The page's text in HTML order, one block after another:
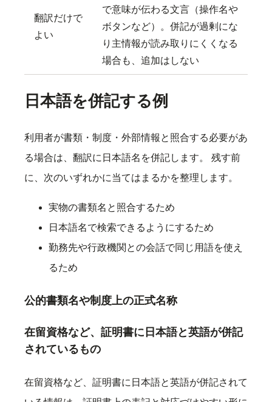
翻訳だけで
よい
で意味が伝わる文言（操作名や
ボタンなど）。併記が過剰にな
り主情報が読み取りにくくなる
場合も、追加はしない
日本語を併記する例
利用者が書類・制度・外部情報と照合する必要があ
る場合は、翻訳に日本語名を併記します。 残す前
に、次のいずれかに当てはまるかを整理します。
実物の書類名と照合するため
日本語名で検索できるようにするため
勤務先や行政機関との会話で同じ用語を使え
るため
公的書類名や制度上の正式名称
在留資格など、証明書に日本語と英語が併記
されているもの
在留資格など、証明書に日本語と英語が併記されて